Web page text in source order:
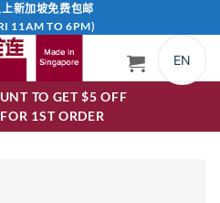
新加坡免费包邮
11AM TO 6PM)
EN
TO GET $5 OFF
1ST ORDER